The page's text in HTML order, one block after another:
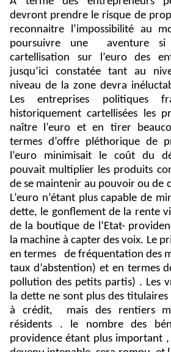
devront prendre le risque de
reconnaitre l’impossibilité au
poursuivre une
aventure si
cartellisation sur l’euro des
jusqu’ici constatée tant au
niveau de la zone devra
Les entreprises politiques
historiquement cartellisées les
naître l’euro et en tirer
termes d’offre pléthorique de
l’euro minimisait le coût du
pouvait multiplier les produits
de se maintenir au pouvoir ou de
L’euro n’étant plus capable de
dette, le gonflement de la rente
de la boutique de l’Etat-
la machine à capter des voix. Le
en termes
de fréquentation des
taux d’abstention) et en termes
pollution des petits partis) . Les
la dette ne sont plus des titulaires
à crédit,
mais des rentiers
résidents . le nombre des
providence étant plus important ,